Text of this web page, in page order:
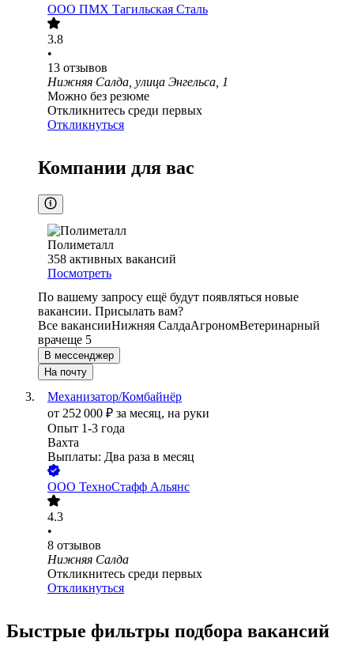
ООО ПМХ Тагильская Сталь
3.8
•
13 отзывов
Нижняя Салда, улица Энгельса, 1
Можно без резюме
Откликнитесь среди первых
Откликнуться
Компании для вас
Полиметалл
358 активных вакансий
Посмотреть
По вашему запросу ещё будут появляться новые
вакансии. Присылать вам?
Все вакансииНижняя СалдаАгрономВетеринарный
врачеще 5
В мессенджер
На почту
Механизатор/Комбайнёр
от 252 000 ₽ за месяц, на руки
Опыт 1-3 года
Вахта
Выплаты: Два раза в месяц
ООО ТехноСтафф Альянс
4.3
•
8 отзывов
Нижняя Салда
Откликнитесь среди первых
Откликнуться
Быстрые фильтры подбора вакансий